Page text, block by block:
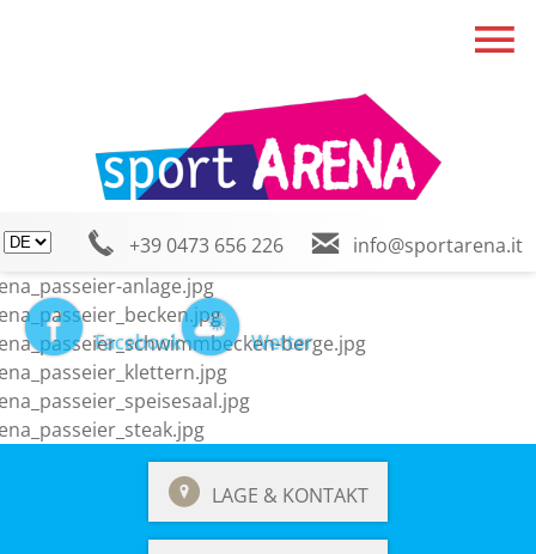
+39 0473 656 226 info@sportarena.it
Facebook Wetter
LAGE & KONTAKT